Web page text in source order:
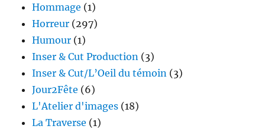
Hommage (1)
Horreur (297)
Humour (1)
Inser & Cut Production (3)
Inser & Cut/L’Oeil du témoin (3)
Jour2Fête (6)
L'Atelier d'images (18)
La Traverse (1)